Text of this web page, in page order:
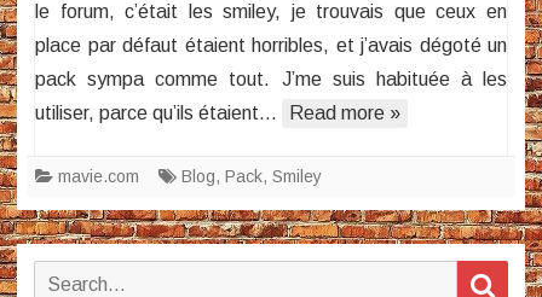
le forum, c’était les smiley, je trouvais que ceux en
place par défaut étaient horribles, et j’avais dégoté un
pack sympa comme tout. J’me suis habituée à les
utiliser, parce qu’ils étaient…
Read more »
mavie.com Blog, Pack, Smiley
Search